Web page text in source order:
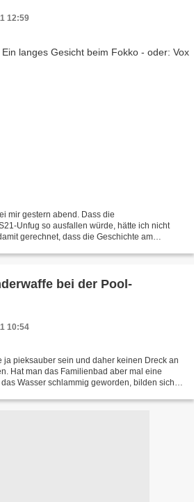
12:59
mir gestern abend. Dass die
Unfug so ausfallen würde, hätte ich nicht
gerechnet, dass die Geschichte am
bei der Pool-
10:54
ja pieksauber sein und daher keinen Dreck an
Hat man das Familienbad aber mal eine
Wasser schlammig geworden, bilden sich